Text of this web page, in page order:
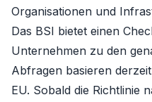
Organisationen und
Das BSI bietet einen
Unternehmen zu den
Abfragen basieren
EU. Sobald die Richtlinie